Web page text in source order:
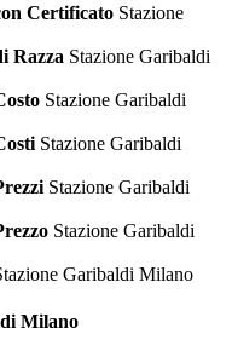
Certificato Stazione
Razza Stazione Garibaldi
Stazione Garibaldi
Stazione Garibaldi
Stazione Garibaldi
Stazione Garibaldi
Garibaldi Milano
Milano